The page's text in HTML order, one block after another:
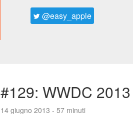
@easy_apple
#129: WWDC
14 giugno 2013 - 57 minuti